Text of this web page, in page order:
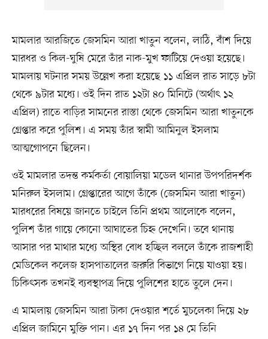
মামলার আরজিতে জেসমিন আরা খাতুন বলেন, লাঠি, বাঁশ দিয়ে
মারধর ও কিল-ঘুষি মেরে তাঁর নাক-মুখ ফাটিয়ে দেওয়া হয়েছে।
মামলায় ঘটনার সময় উল্লেখ করা হয়েছে ১১ এপ্রিল রাত সাড়ে ৮টা
থেকে ৯টার মধ্যে। ওই দিন রাত ১২টা ৪০ মিনিটে (অর্থাৎ ১২
এপ্রিল) রাতে বাড়ির সামনের রাস্তা থেকে জেসমিন আরা খাতুনকে
গ্রেপ্তার করে পুলিশ। এ সময় তাঁর স্বামী আমিনুল ইসলাম
আত্মগোপনে ছিলেন।
ওই মামলার তদন্ত কর্মকর্তা বোয়ালিয়া মডেল থানার উপপরিদর্শক
মনিরুল ইসলাম। গ্রেপ্তারের আগে তাঁকে (জেসমিন আরা খাতুন)
মারধরের বিষয়ে জানতে চাইলে তিনি প্রথম আলোকে বলেন,
পুলিশ তাঁর গায়ে কোনো আঘাতের চিহ্ন দেখেনি। তবে থানায়
আসার পর মাথার মধ্যে অস্থির বোধ হচ্ছিল বললে তাঁকে রাজশাহী
মেডিকেল কলেজ হাসপাতালের জরুরি বিভাগে নিয়ে যাওয়া হয়।
চিকিৎসক তখনই ব্যবস্থাপত্র দিয়ে পুলিশের হাতে তুলে দেন।
এ মামলায় জেসমিন আরা টাকা দেওয়ার শর্তে মুচলেকা দিয়ে ২৮
এপ্রিল জামিনে মুক্তি পান। এর ১৭ দিন পর ১৪ মে তিনি